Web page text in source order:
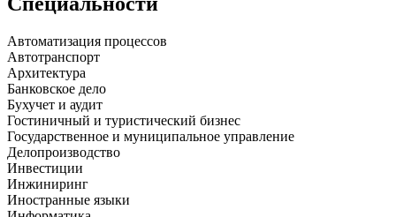
Автоматизация процессов
Автотранспорт
Архитектура
Банковское дело
Бухучет и аудит
Гостиничный и туристический бизнес
Государственное и муниципальное управление
Делопроизводство
Инвестиции
Инжиниринг
Иностранные языки